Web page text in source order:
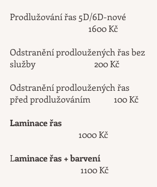
Prodlužování řas 5D/6D-nové
1600 Kč
Odstranění prodloužených řas bez
služby 200 Kč
Odstranění prodloužených řas
před prodlužováním 100 Kč
Laminace řas
1000 Kč
Laminace řas + barvení
1100 Kč